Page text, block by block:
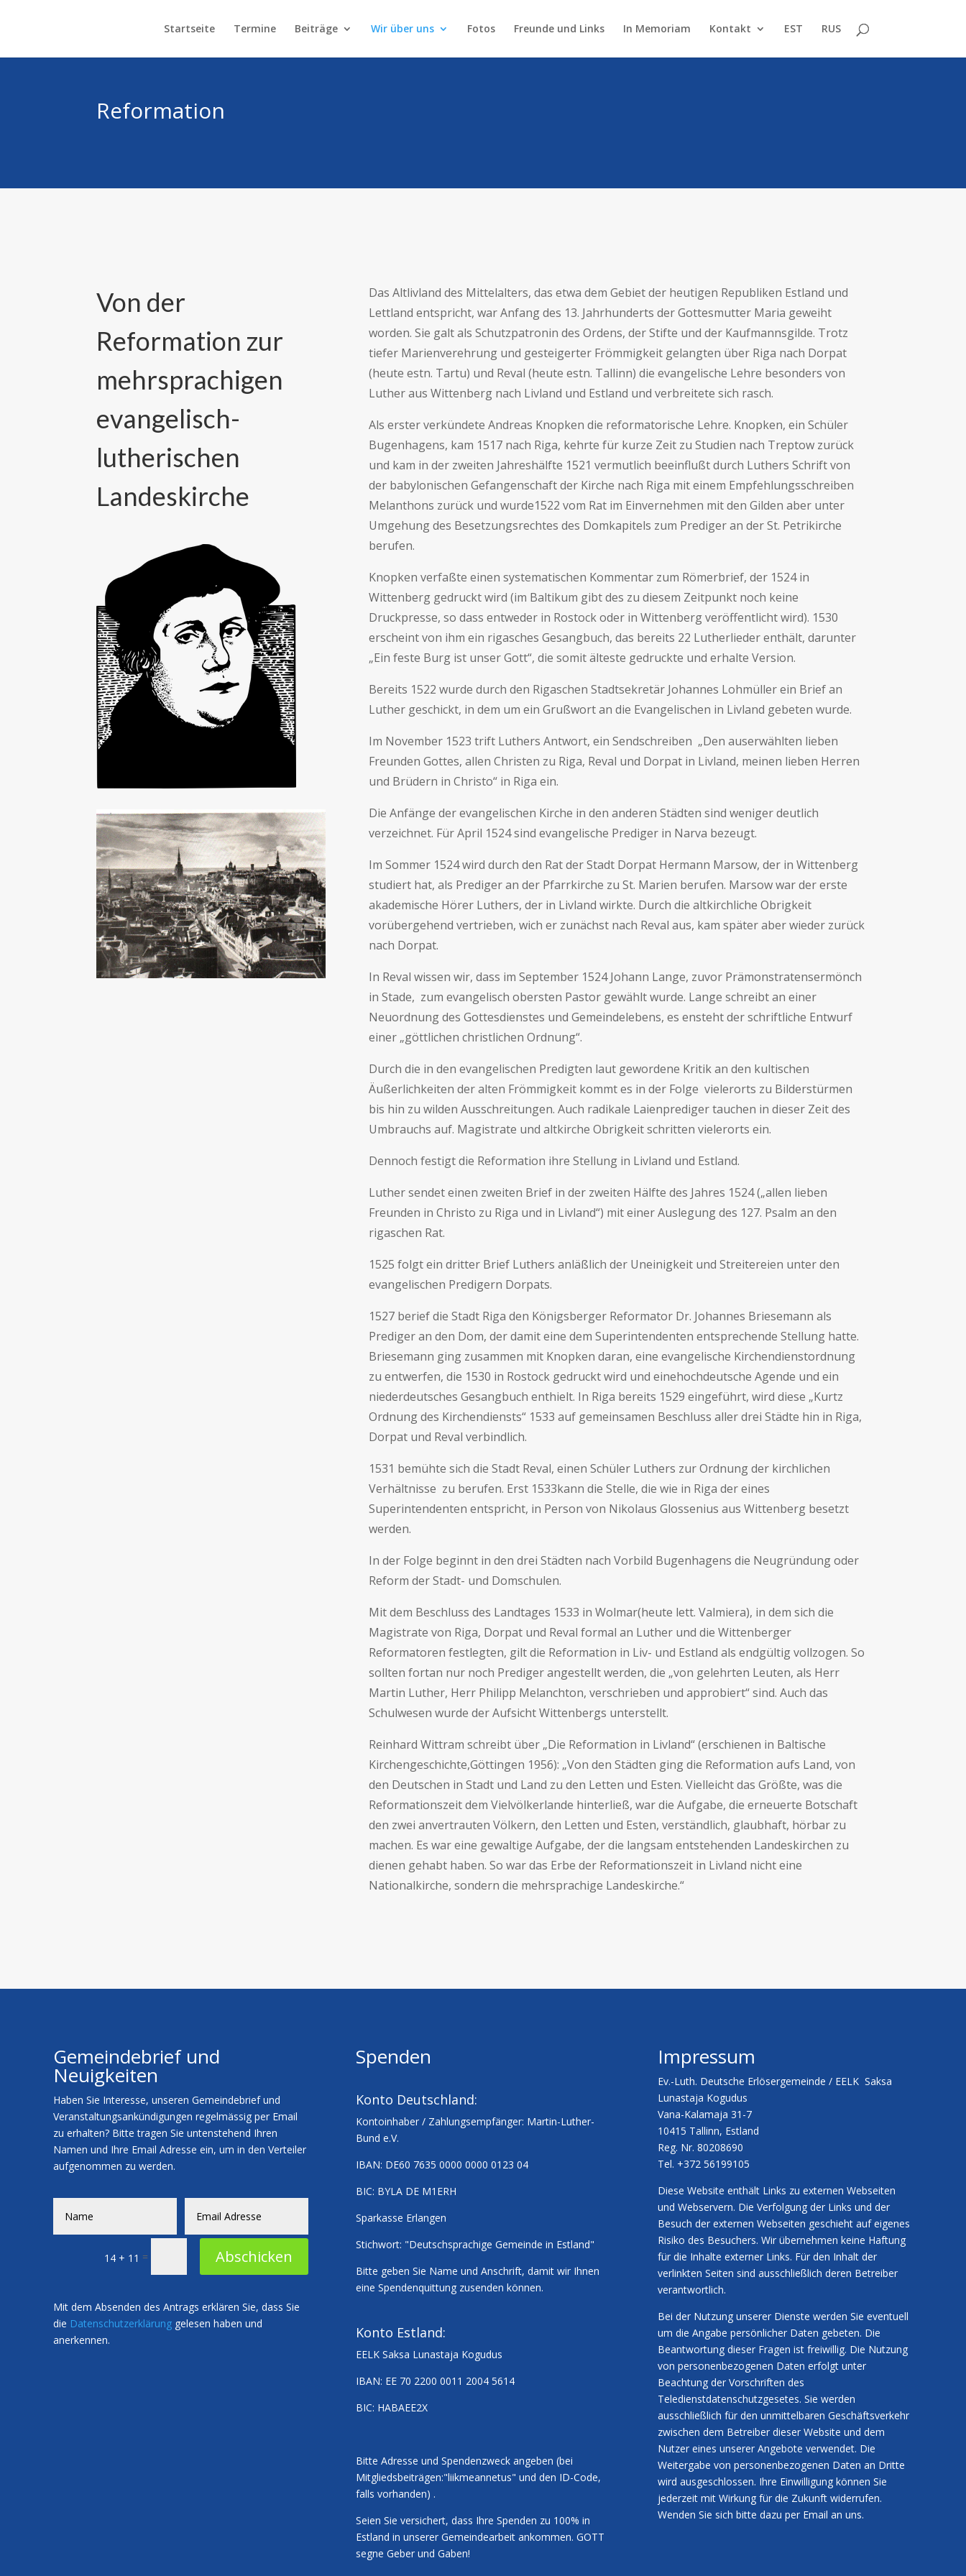
Startseite Termine Beiträge Wir über uns Fotos Freunde und Links In Memoriam Kontakt EST RUS
Reformation
Von der
Reformation zur
mehrsprachigen
evangelisch-
lutherischen
Landeskirche
Das Altlivland des Mittelalters, das etwa dem Gebiet der heutigen Republiken Estland und
Lettland entspricht, war Anfang des 13. Jahrhunderts der Gottesmutter Maria geweiht
worden. Sie galt als Schutzpatronin des Ordens, der Stifte und der Kaufmannsgilde. Trotz
tiefer Marienverehrung und gesteigerter Frömmigkeit gelangten über Riga nach Dorpat
(heute estn. Tartu) und Reval (heute estn. Tallinn) die evangelische Lehre besonders von
Luther aus Wittenberg nach Livland und Estland und verbreitete sich rasch.
Als erster verkündete Andreas Knopken die reformatorische Lehre. Knopken, ein Schüler
Bugenhagens, kam 1517 nach Riga, kehrte für kurze Zeit zu Studien nach Treptow zurück
und kam in der zweiten Jahreshälfte 1521 vermutlich beeinflußt durch Luthers Schrift von
der babylonischen Gefangenschaft der Kirche nach Riga mit einem Empfehlungsschreiben
Melanthons zurück und wurde1522 vom Rat im Einvernehmen mit den Gilden aber unter
Umgehung des Besetzungsrechtes des Domkapitels zum Prediger an der St. Petrikirche
berufen.
Knopken verfaßte einen systematischen Kommentar zum Römerbrief, der 1524 in
Wittenberg gedruckt wird (im Baltikum gibt des zu diesem Zeitpunkt noch keine
Druckpresse, so dass entweder in Rostock oder in Wittenberg veröffentlicht wird). 1530
erscheint von ihm ein rigasches Gesangbuch, das bereits 22 Lutherlieder enthält, darunter
„Ein feste Burg ist unser Gott“, die somit älteste gedruckte und erhalte Version.
Bereits 1522 wurde durch den Rigaschen Stadtsekretär Johannes Lohmüller ein Brief an
Luther geschickt, in dem um ein Grußwort an die Evangelischen in Livland gebeten wurde.
Im November 1523 trift Luthers Antwort, ein Sendschreiben „Den auserwählten lieben
Freunden Gottes, allen Christen zu Riga, Reval und Dorpat in Livland, meinen lieben Herren
und Brüdern in Christo“ in Riga ein.
Die Anfänge der evangelischen Kirche in den anderen Städten sind weniger deutlich
verzeichnet. Für April 1524 sind evangelische Prediger in Narva bezeugt.
Im Sommer 1524 wird durch den Rat der Stadt Dorpat Hermann Marsow, der in Wittenberg
studiert hat, als Prediger an der Pfarrkirche zu St. Marien berufen. Marsow war der erste
akademische Hörer Luthers, der in Livland wirkte. Durch die altkirchliche Obrigkeit
vorübergehend vertrieben, wich er zunächst nach Reval aus, kam später aber wieder zurück
nach Dorpat.
In Reval wissen wir, dass im September 1524 Johann Lange, zuvor Prämonstratensermönch
in Stade, zum evangelisch obersten Pastor gewählt wurde. Lange schreibt an einer
Neuordnung des Gottesdienstes und Gemeindelebens, es ensteht der schriftliche Entwurf
einer „göttlichen christlichen Ordnung“.
Durch die in den evangelischen Predigten laut gewordene Kritik an den kultischen
Äußerlichkeiten der alten Frömmigkeit kommt es in der Folge vielerorts zu Bilderstürmen
bis hin zu wilden Ausschreitungen. Auch radikale Laienprediger tauchen in dieser Zeit des
Umbrauchs auf. Magistrate und altkirche Obrigkeit schritten vielerorts ein.
Dennoch festigt die Reformation ihre Stellung in Livland und Estland.
Luther sendet einen zweiten Brief in der zweiten Hälfte des Jahres 1524 („allen lieben
Freunden in Christo zu Riga und in Livland“) mit einer Auslegung des 127. Psalm an den
rigaschen Rat.
1525 folgt ein dritter Brief Luthers anläßlich der Uneinigkeit und Streitereien unter den
evangelischen Predigern Dorpats.
1527 berief die Stadt Riga den Königsberger Reformator Dr. Johannes Briesemann als
Prediger an den Dom, der damit eine dem Superintendenten entsprechende Stellung hatte.
Briesemann ging zusammen mit Knopken daran, eine evangelische Kirchendienstordnung
zu entwerfen, die 1530 in Rostock gedruckt wird und einehochdeutsche Agende und ein
niederdeutsches Gesangbuch enthielt. In Riga bereits 1529 eingeführt, wird diese „Kurtz
Ordnung des Kirchendiensts“ 1533 auf gemeinsamen Beschluss aller drei Städte hin in Riga,
Dorpat und Reval verbindlich.
1531 bemühte sich die Stadt Reval, einen Schüler Luthers zur Ordnung der kirchlichen
Verhältnisse zu berufen. Erst 1533kann die Stelle, die wie in Riga der eines
Superintendenten entspricht, in Person von Nikolaus Glossenius aus Wittenberg besetzt
werden.
In der Folge beginnt in den drei Städten nach Vorbild Bugenhagens die Neugründung oder
Reform der Stadt- und Domschulen.
Mit dem Beschluss des Landtages 1533 in Wolmar(heute lett. Valmiera), in dem sich die
Magistrate von Riga, Dorpat und Reval formal an Luther und die Wittenberger
Reformatoren festlegten, gilt die Reformation in Liv- und Estland als endgültig vollzogen. So
sollten fortan nur noch Prediger angestellt werden, die „von gelehrten Leuten, als Herr
Martin Luther, Herr Philipp Melanchton, verschrieben und approbiert“ sind. Auch das
Schulwesen wurde der Aufsicht Wittenbergs unterstellt.
Reinhard Wittram schreibt über „Die Reformation in Livland“ (erschienen in Baltische
Kirchengeschichte,Göttingen 1956): „Von den Städten ging die Reformation aufs Land, von
den Deutschen in Stadt und Land zu den Letten und Esten. Vielleicht das Größte, was die
Reformationszeit dem Vielvölkerlande hinterließ, war die Aufgabe, die erneuerte Botschaft
den zwei anvertrauten Völkern, den Letten und Esten, verständlich, glaubhaft, hörbar zu
machen. Es war eine gewaltige Aufgabe, der die langsam entstehenden Landeskirchen zu
dienen gehabt haben. So war das Erbe der Reformationszeit in Livland nicht eine
Nationalkirche, sondern die mehrsprachige Landeskirche.“
Gemeindebrief und
Neuigkeiten
Haben Sie Interesse, unseren Gemeindebrief und
Veranstaltungsankündigungen regelmässig per Email
zu erhalten? Bitte tragen Sie untenstehend Ihren
Namen und Ihre Email Adresse ein, um in den Verteiler
aufgenommen zu werden.
14 + 11 = Abschicken
Mit dem Absenden des Antrags erklären Sie, dass Sie
die Datenschutzerklärunggelesen haben und
anerkennen.
Spenden
Konto Deutschland:
Kontoinhaber / Zahlungsempfänger: Martin-Luther-
Bund e.V.
IBAN: DE60 7635 0000 0000 0123 04
BIC: BYLA DE M1ERH
Sparkasse Erlangen
Stichwort: "Deutschsprachige Gemeinde in Estland"
Bitte geben Sie Name und Anschrift, damit wir Ihnen
eine Spendenquittung zusenden können.
Konto Estland:
EELK Saksa Lunastaja Kogudus
IBAN: EE 70 2200 0011 2004 5614
BIC: HABAEE2X
Bitte Adresse und Spendenzweck angeben (bei
Mitgliedsbeiträgen:"liikmeannetus" und den ID-Code,
falls vorhanden) .
Seien Sie versichert, dass Ihre Spenden zu 100% in
Estland in unserer Gemeindearbeit ankommen. GOTT
segne Geber und Gaben!
Impressum
Ev.-Luth. Deutsche Erlösergemeinde / EELK Saksa
Lunastaja Kogudus
Vana-Kalamaja 31-7
10415 Tallinn, Estland
Reg. Nr. 80208690
Tel. +37256199105
Diese Website enthält Links zu externen Webseiten
und Webservern. Die Verfolgung der Links und der
Besuch der externen Webseiten geschieht auf eigenes
Risiko des Besuchers. Wir übernehmen keine Haftung
für die Inhalte externer Links. Für den Inhalt der
verlinkten Seiten sind ausschließlich deren Betreiber
verantwortlich.
Bei der Nutzung unserer Dienste werden Sie eventuell
um die Angabe persönlicher Daten gebeten. Die
Beantwortung dieser Fragen ist freiwillig. Die Nutzung
von personenbezogenen Daten erfolgt unter
Beachtung der Vorschriften des
Teledienstdatenschutzgesetes. Sie werden
ausschließlich für den unmittelbaren Geschäftsverkehr
zwischen dem Betreiber dieser Website und dem
Nutzer eines unserer Angebote verwendet. Die
Weitergabe von personenbezogenen Daten an Dritte
wird ausgeschlossen. Ihre Einwilligung können Sie
jederzeit mit Wirkung für die Zukunft widerrufen.
Wenden Sie sich bitte dazu per Email an uns.